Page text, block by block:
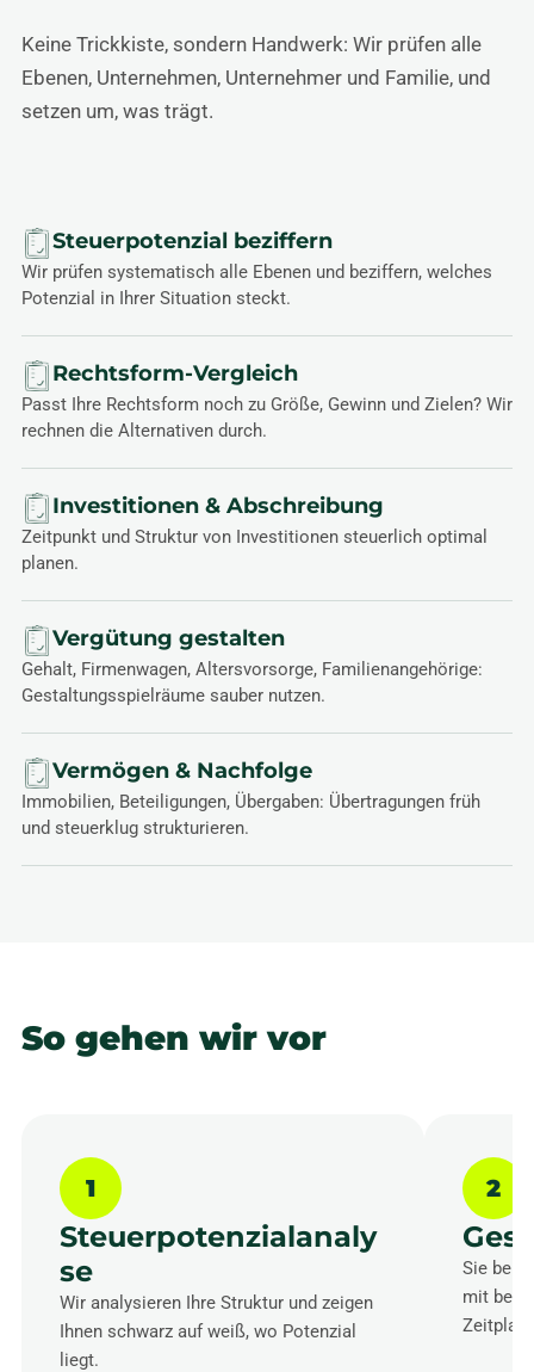
Keine Trickkiste, sondern Handwerk: Wir prüfen alle
Ebenen, Unternehmen, Unternehmer und Familie, und
setzen um, was trägt.
Steuerpotenzial beziffern
Wir prüfen systematisch alle Ebenen und beziffern, welches
Potenzial in Ihrer Situation steckt.
Rechtsform-Vergleich
Passt Ihre Rechtsform noch zu Größe, Gewinn und Zielen? Wir
rechnen die Alternativen durch.
Investitionen & Abschreibung
Zeitpunkt und Struktur von Investitionen steuerlich optimal
planen.
Vergütung gestalten
Gehalt, Firmenwagen, Altersvorsorge, Familienangehörige:
Gestaltungsspielräume sauber nutzen.
Vermögen & Nachfolge
Immobilien, Beteiligungen, Übergaben: Übertragungen früh
und steuerklug strukturieren.
So gehen wir vor
1
Steuerpotenzialanaly
se
Wir analysieren Ihre Struktur und zeigen
Ihnen schwarz auf weiß, wo Potenzial
liegt.
2
Sie
mit
Zeitplan.